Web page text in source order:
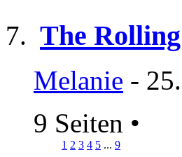
The
Melanie -
9 Seiten •
1 2 3 4 5 ... 9